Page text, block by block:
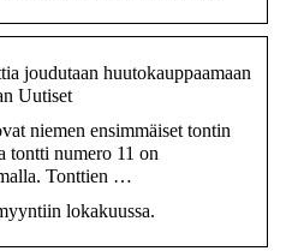
joudutaan huutokauppaamaan
Uutiset
niemen ensimmäiset tontin
tontti numero 11 on
Tonttien …
lokakuussa.